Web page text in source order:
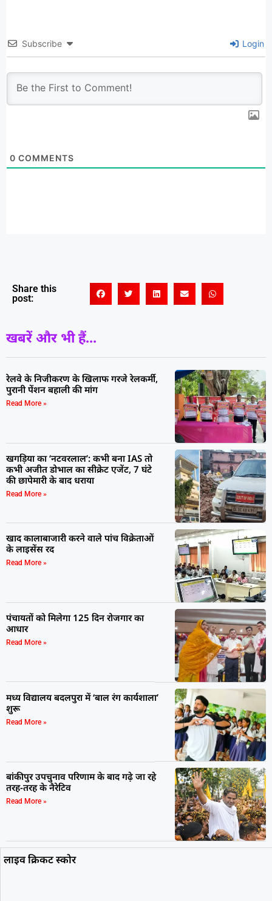
Subscribe Login
0 COMMENTS
Share this
post:
खबरें और भी हैं...
रेलवे के निजीकरण के खिलाफ गरजे रेलकर्मी,
पुरानी पेंशन बहाली की मांग
Read More »
खगड़िया का ‘नटवरलाल’: कभी बना IAS तो
कभी अजीत डोभाल का सीक्रेट एजेंट, 7 घंटे
की छापेमारी के बाद धराया
Read More »
खाद कालाबाजारी करने वाले पांच विक्रेताओं
के लाइसेंस रद
Read More »
पंचायतों को मिलेगा 125 दिन रोजगार का
आधार
Read More »
मध्य विद्यालय बदलपुरा में ‘बाल रंग कार्यशाला’
शुरू
Read More »
बांकीपुर उपचुनाव परिणाम के बाद गढ़े जा रहे
तरह-तरह के नैरेटिव
Read More »
लाइव क्रिकट स्कोर